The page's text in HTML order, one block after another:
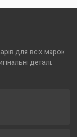
для всіх марок
деталі.